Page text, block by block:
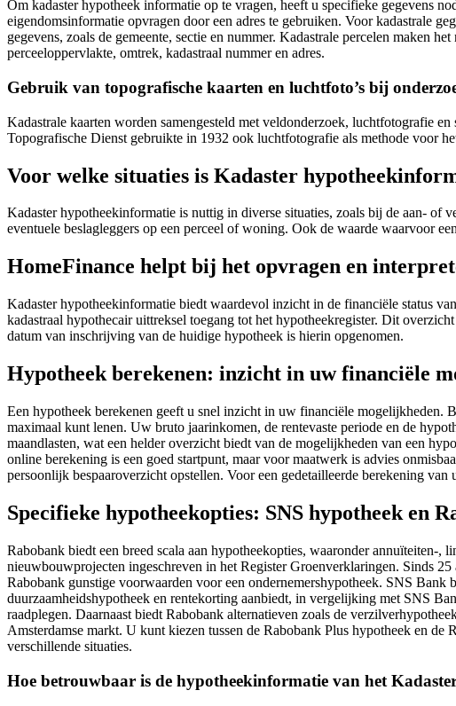
Om kadaster hypotheek informatie op te vragen, heeft u specifieke gegevens
eigendomsinformatie opvragen door een adres te gebruiken. Voor kadastrale
gegevens, zoals de gemeente, sectie en nummer. Kadastrale percelen maken
perceeloppervlakte, omtrek, kadastraal nummer en adres.
Gebruik van topografische kaarten en luchtfoto’s bij
Kadastrale kaarten worden samengesteld met veldonderzoek, luchtfotografie
Topografische Dienst gebruikte in 1932 ook luchtfotografie als methode voor
Voor welke situaties is Kadaster
Kadaster hypotheekinformatie is nuttig in diverse situaties, zoals bij de aan-
eventuele beslagleggers op een perceel of woning. Ook de waarde waarvoor
HomeFinance helpt bij het opvragen en
Kadaster hypotheekinformatie biedt waardevol inzicht in de financiële status
kadastraal hypothecair uittreksel toegang tot het hypotheekregister. Dit
datum van inschrijving van de huidige hypotheek is hierin opgenomen.
Hypotheek berekenen: inzicht in uw financiële
Een hypotheek berekenen geeft u snel inzicht in uw financiële mogelijkheden.
maximaal kunt lenen. Uw bruto jaarinkomen, de rentevaste periode en de
maandlasten, wat een helder overzicht biedt van de mogelijkheden van een
online berekening is een goed startpunt, maar voor maatwerk is advies
persoonlijk bespaaroverzicht opstellen. Voor een gedetailleerde berekening
Specifieke hypotheekopties: SNS hypotheek en
Rabobank biedt een breed scala aan hypotheekopties, waaronder
nieuwbouwprojecten ingeschreven in het Register Groenverklaringen. Sinds
Rabobank gunstige voorwaarden voor een ondernemershypotheek. SNS Bank
duurzaamheidshypotheek en rentekorting aanbiedt, in vergelijking met SNS
raadplegen. Daarnaast biedt Rabobank alternatieven zoals de
Amsterdamse markt. U kunt kiezen tussen de Rabobank Plus hypotheek en
verschillende situaties.
Hoe betrouwbaar is de hypotheekinformatie van het